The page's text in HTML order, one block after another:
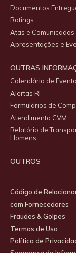
Documentos
Ratings
Atas e Comunicados
Apresentações e
OUTRAS
Calendário de
Alertas RI
Formulários de
Atendimento CVM
Relatório de
Homens
OUTROS
Código de
com Fornecedores
Fraudes & Golpes
Termos de Uso
Política de